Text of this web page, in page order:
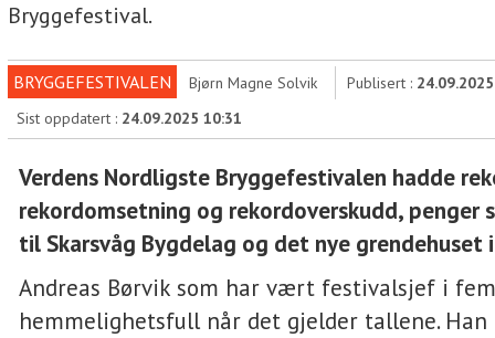
Bryggefestival.
BRYGGEFESTIVALEN Bjørn Magne Solvik Publisert :
Sist oppdatert : 24.09.2025 10:31
Verdens Nordligste Bryggefestivalen hadde
rekordomsetning og rekordoverskudd, penger
til Skarsvåg Bygdelag og det nye grendehuset
Andreas Børvik som har vært festivalsjef i
hemmelighetsfull når det gjelder tallene.